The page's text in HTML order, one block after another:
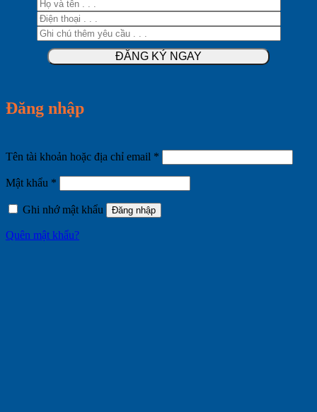
Đăng nhập
Tên tài khoản hoặc địa chỉ email *
buộc
Mật khẩu *
buộc
Ghi nhớ mật khẩu
Đăng nhập
Quên mật khẩu?